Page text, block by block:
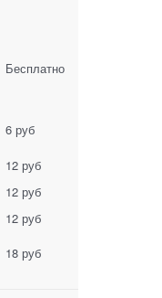
Бесплатно
6 руб
12 руб
12 руб
12 руб
18 руб